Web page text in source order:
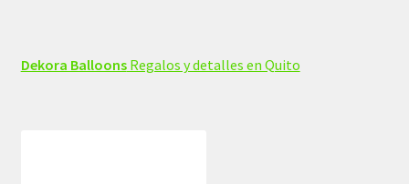
Dekora BalloonsRegalos y detalles en Quito